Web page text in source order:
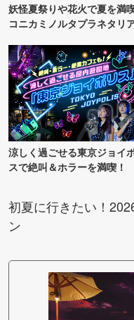
妖怪夏祭りや花火で夏を満
コニカミノルタプラネタリ
涼しく過ごせる東京ジョイ
スで絶叫＆ホラーを満喫！
初夏に行きたい！
ン